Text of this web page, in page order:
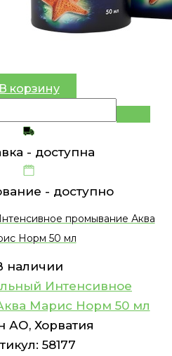
В корзину
- доступна
- доступно
промывание Аква
Норм 50 мл
наличии
Интенсивное
Марис Норм 50 мл
АО, Хорватия
58177